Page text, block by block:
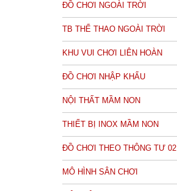
ĐỒ CHƠI NGOÀI TRỜI
TB THỂ THAO NGOÀI TRỜI
KHU VUI CHƠI LIÊN HOÀN
ĐỒ CHƠI NHẬP KHẨU
NỘI THẤT MẦM NON
THIẾT BỊ INOX MẦM NON
ĐỒ CHƠI THEO THÔNG TƯ 02
MÔ HÌNH SÂN CHƠI